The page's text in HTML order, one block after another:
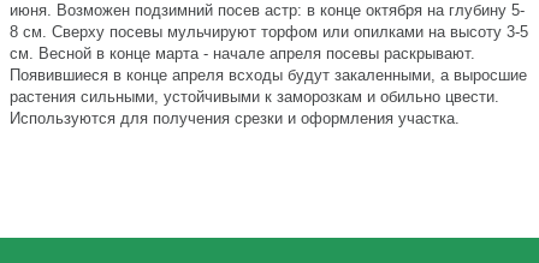
июня. Возможен подзимний посев астр: в конце октября на глубину 5-
8 см. Сверху посевы мульчируют торфом или опилками на высоту 3-5
см. Весной в конце марта - начале апреля посевы раскрывают.
Появившиеся в конце апреля всходы будут закаленными, а выросшие
растения сильными, устойчивыми к заморозкам и обильно цвести.
Используются для получения срезки и оформления участка.